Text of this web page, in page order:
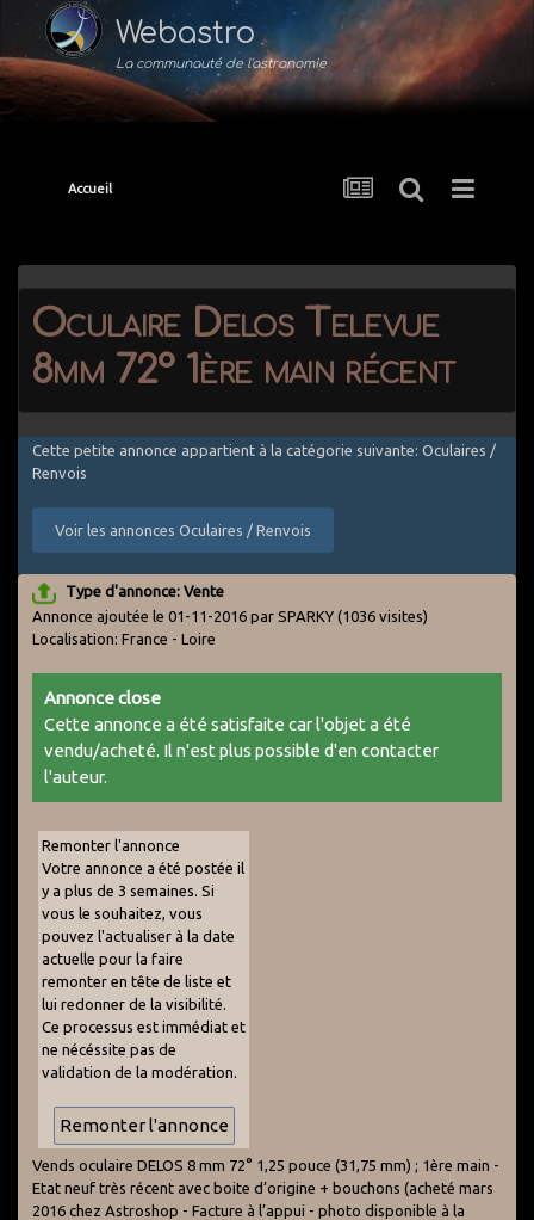
Webastro
La communauté de l'astronomie
Accueil
Oculaire Delos Televue
8mm 72° 1ère main récent
Cette petite annonce appartient à la catégorie suivante: Oculaires /
Renvois
Voir les annonces Oculaires / Renvois
Type d'annonce: Vente
Annonce ajoutée le 01-11-2016 par SPARKY (1036 visites)
Localisation: France - Loire
Annonce close
Cette annonce a été satisfaite car l'objet a été
vendu/acheté. Il n'est plus possible d'en contacter
l'auteur.
Remonter l'annonce
Votre annonce a été postée il
y a plus de 3 semaines. Si
vous le souhaitez, vous
pouvez l'actualiser à la date
actuelle pour la faire
remonter en tête de liste et
lui redonner de la visibilité.
Ce processus est immédiat et
ne nécéssite pas de
validation de la modération.
Vends oculaire DELOS 8 mm 72° 1,25 pouce (31,75 mm) ; 1ère main -
Etat neuf très récent avec boite d’origine + bouchons (acheté mars
2016 chez Astroshop - Facture à l’appui - photo disponible à la